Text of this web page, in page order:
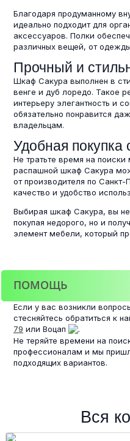
Благодаря продуманному
идеально подходит для
аксессуаров. Полки
различных вещей, от
Прочный и
Шкаф Сакура выполнен в
венге и дуб лоредо. Такое
интерьеру элегантность и
обязательно понравится
владельцам.
Удобная покупка
Не тратьте время на
распашной шкаф Сакура
от производителя по
качество и удобство
Выбирая шкаф Сакура, вы не
покупая недорого, но и
элемент мебели, который
ПОМОЩЬ
Если у вас возникли
стесняйтесь обратиться к
79 или Воцап
.
Не теряйте времени на
профессионалам и мы
подходящих вариантов.
Вся